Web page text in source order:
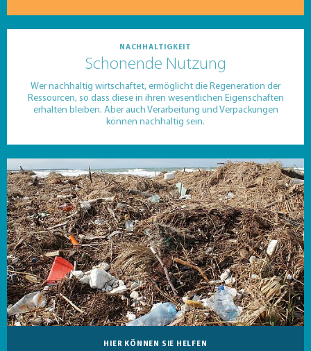
NACHHALTIGKEIT
Schonende Nutzung
Wer nachhaltig wirtschaftet, ermöglicht die Regeneration der
Ressourcen, so dass diese in ihren wesentlichen Eigenschaften
erhalten bleiben. Aber auch Verarbeitung und Verpackungen
können nachhaltig sein.
HIER KÖNNEN SIE HELFEN